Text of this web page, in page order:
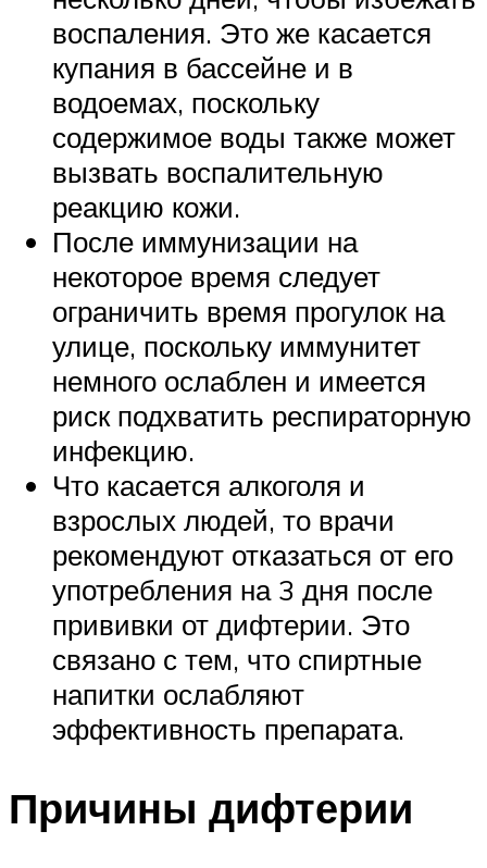
воспаления. Это же касается
купания в бассейне и в
водоемах, поскольку
содержимое воды также может
вызвать воспалительную
реакцию кожи.
После иммунизации на
некоторое время следует
ограничить время прогулок на
улице, поскольку иммунитет
немного ослаблен и имеется
риск подхватить респираторную
инфекцию.
Что касается алкоголя и
взрослых людей, то врачи
рекомендуют отказаться от его
употребления на 3 дня после
прививки от дифтерии. Это
связано с тем, что спиртные
напитки ослабляют
эффективность препарата.
Причины дифтерии